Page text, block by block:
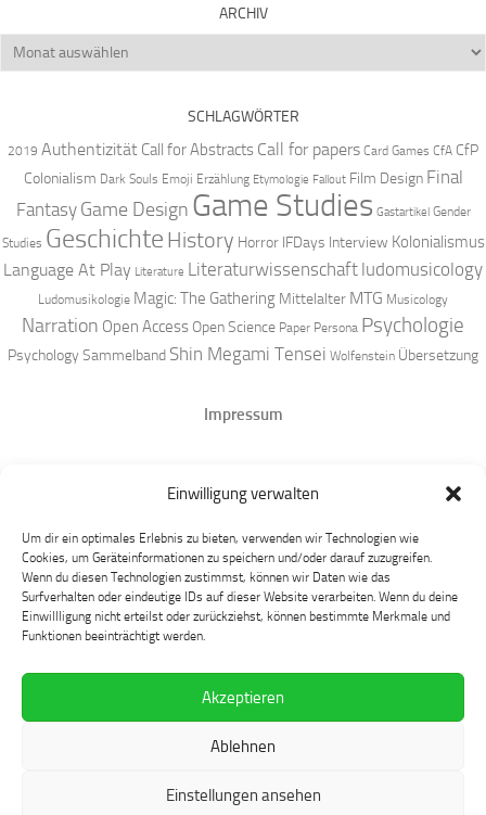
Einwilligung verwalten
Um dir ein optimales Erlebnis zu bieten, verwenden wir Technologien wie
Cookies, um Geräteinformationen zu speichern und/oder darauf zuzugreifen.
Wenn du diesen Technologien zustimmst, können wir Daten wie das
Surfverhalten oder eindeutige IDs auf dieser Website verarbeiten. Wenn du deine
Einwillligung nicht erteilst oder zurückziehst, können bestimmte Merkmale und
Funktionen beeinträchtigt werden.
Akzeptieren
Ablehnen
Einstellungen ansehen
ARCHIV
Archiv
SCHLAGWÖRTER
2019 Authentizität Call for Abstracts Call for papers Card Games CfA CfP
Colonialism Dark Souls Emoji Erzählung Etymologie Fallout Film Design Final
Fantasy Game Design Game Studies Gastartikel Gender
Studies Geschichte History Horror IFDays Interview Kolonialismus
Language At Play Literature Literaturwissenschaft ludomusicology
Ludomusikologie Magic: The Gathering Mittelalter MTG Musicology
Narration Open Access Open Science Paper Persona Psychologie
PsychologySammelband Shin Megami Tensei Wolfenstein Übersetzung
Impressum
Mastodon